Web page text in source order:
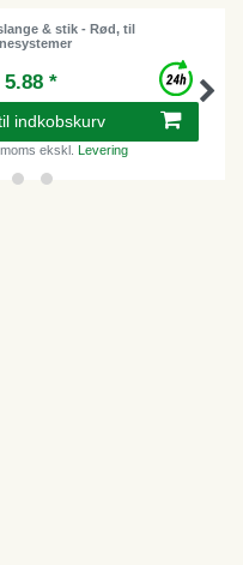
& stik - Rød, til
*
indkobskurv
ekskl. Levering